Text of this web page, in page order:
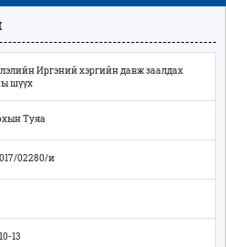
Иргэний хэргийн давж заалдах
шүүх
Туяа
02280/и
13